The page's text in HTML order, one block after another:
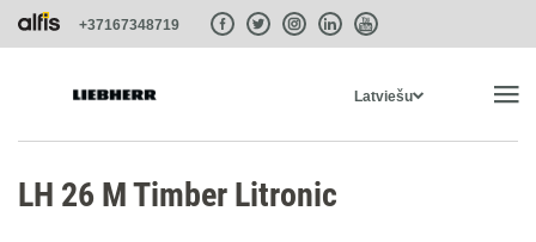
+37167348719
Latviešu
SĀKUMS
LH 26 M Timber Litronic